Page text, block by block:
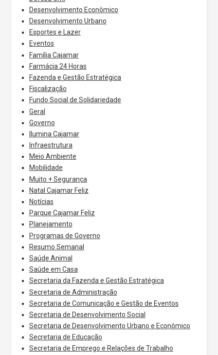
Desenvolvimento Econômico
Desenvolvimento Urbano
Esportes e Lazer
Eventos
Família Cajamar
Farmácia 24 Horas
Fazenda e Gestão Estratégica
Fiscalização
Fundo Social de Solidariedade
Geral
Governo
Ilumina Cajamar
Infraestrutura
Meio Ambiente
Mobilidade
Muito + Segurança
Natal Cajamar Feliz
Notícias
Parque Cajamar Feliz
Planejamento
Programas de Governo
Resumo Semanal
Saúde Animal
Saúde em Casa
Secretaria da Fazenda e Gestão Estratégica
Secretaria de Administração
Secretaria de Comunicação e Gestão de Eventos
Secretaria de Desenvolvimento Social
Secretaria de Desenvolvimento Urbano e Econômico
Secretaria de Educação
Secretaria de Emprego e Relações de Trabalho